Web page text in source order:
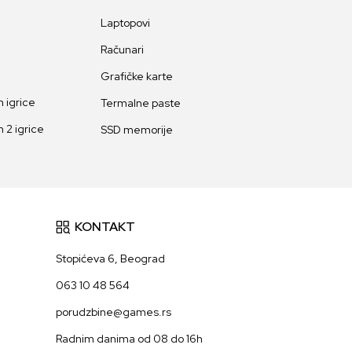
igrice
2 igrice
Laptopovi
Računari
Grafičke karte
Termalne paste
SSD memorije
KONTAKT
Stopićeva 6, Beograd
063 10 48 564
porudzbine@games.rs
Radnim danima od 08 do 16h